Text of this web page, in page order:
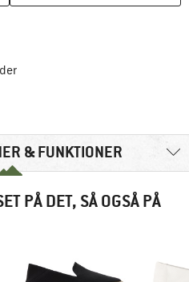
certificeret - oplysningerne får du
& FUNKTIONER
PÅ DET, SÅ OGSÅ PÅ